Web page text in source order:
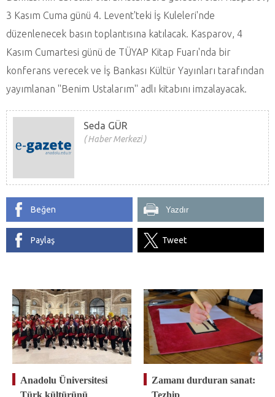
3 Kasım Cuma günü 4. Levent'teki İş Kuleleri'nde
düzenlenecek basın toplantısına katılacak. Kasparov, 4
Kasım Cumartesi günü de TÜYAP Kitap Fuarı'nda bir
konferans verecek ve İş Bankası Kültür Yayınları tarafından
yayımlanan ''Benim Ustalarım'' adlı kitabını imzalayacak.
Seda GÜR
Haber Merkezi
Beğen Yazdır
Paylaş Tweet
Anadolu Üniversitesi
Türk kültürünü
Zamanı durduran sanat:
Tezhip